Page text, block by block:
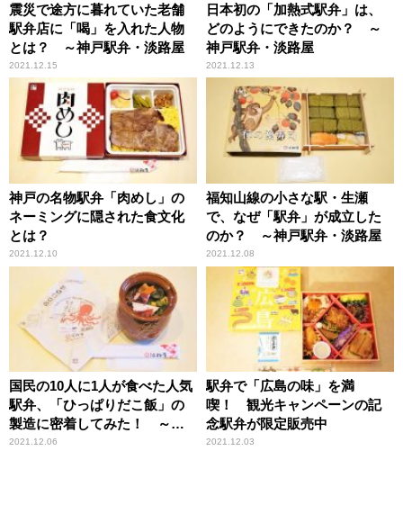
震災で途方に暮れていた老舗
駅弁店に「喝」を入れた人物
とは？ ～神戸駅弁・淡路屋
2021.12.15
日本初の「加熱式駅弁」は、
どのようにできたのか？ ～
神戸駅弁・淡路屋
2021.12.13
神戸の名物駅弁「肉めし」の
ネーミングに隠された食文化
とは？
2021.12.10
福知山線の小さな駅・生瀬
で、なぜ「駅弁」が成立した
のか？ ～神戸駅弁・淡路屋
2021.12.08
国民の10人に1人が食べた人気
駅弁、「ひっぱりだこ飯」の
製造に密着してみた！ ～神
戸駅弁・淡路屋
2021.12.06
駅弁で「広島の味」を満
喫！ 観光キャンペーンの記
念駅弁が限定販売中
2021.12.03